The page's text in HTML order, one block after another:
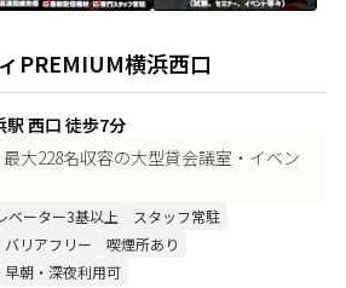
PREMIUM横浜西口
駅 西口 徒歩7分
大228名収容の大型貸会議室・イベン
ベーター3基以上
スタッフ常駐
バリアフリー
喫煙所あり
早朝・深夜利用可